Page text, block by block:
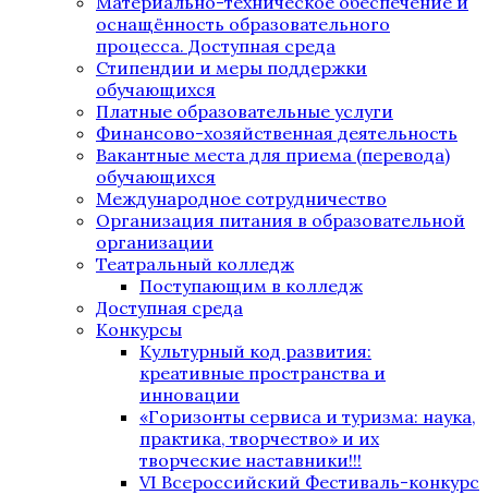
оснащённость образовательного
процесса. Доступная среда
Стипендии и меры поддержки
обучающихся
Платные образовательные услуги
Финансово-хозяйственная деятельность
Вакантные места для приема (перевода)
обучающихся
Международное сотрудничество
Организация питания в образовательной
организации
Театральный колледж
Поступающим в колледж
Доступная среда
Конкурсы
Культурный код развития:
креативные пространства и
инновации
«Горизонты сервиса и туризма: наука,
практика, творчество» и их
творческие наставники!!!
VI Всероссийский Фестиваль-конкурс